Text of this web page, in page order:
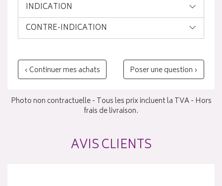
INDICATION
CONTRE-INDICATION
‹ Continuer mes achats Poser une question ›
Photo non contractuelle - Tous les prix incluent la TVA - Hors
frais de livraison.
AVIS CLIENTS